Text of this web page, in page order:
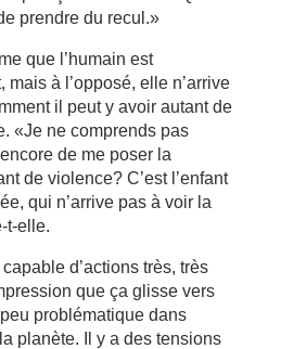
prendre du recul.»
que l’humain est
à l’opposé, elle n’arrive
il peut y avoir autant de
«Je ne comprends pas
de me poser la
de violence? C’est l’enfant
qui n’arrive pas à voir la
t-elle.
d’actions très, très
que ça glisse vers
problématique dans
planète. Il y a des tensions